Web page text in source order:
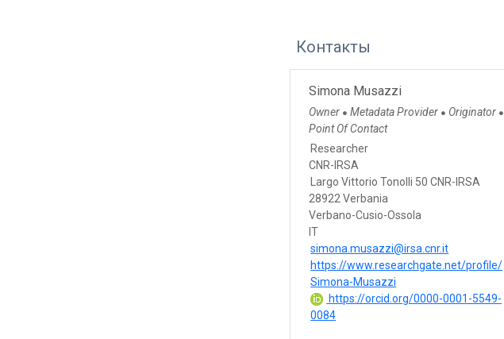
Контакты
Simona Musazzi
Owner ● Metadata Provider ● Originator ●
Point Of Contact
Researcher
CNR-IRSA
Largo Vittorio Tonolli 50 CNR-IRSA
28922 Verbania
Verbano-Cusio-Ossola
IT
simona.musazzi@irsa.cnr.it
https://www.researchgate.net/profile/
Simona-Musazzi
https://orcid.org/0000-0001-5549-
0084